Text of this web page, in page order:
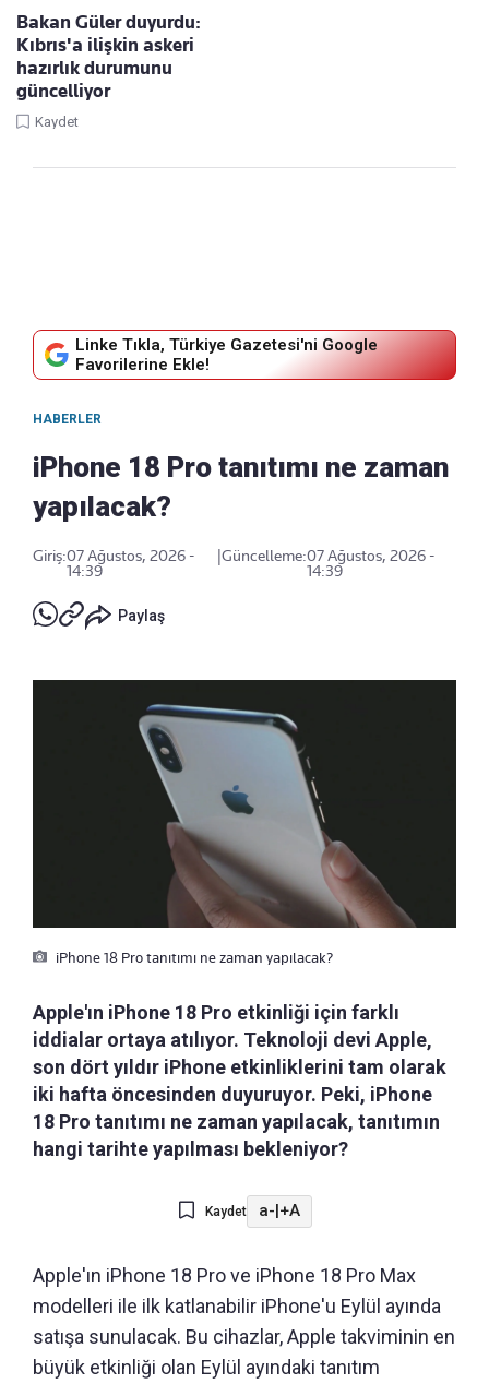
Bakan Güler duyurdu:
Kıbrıs'a ilişkin askeri
hazırlık durumunu
güncelliyor
Kaydet
Linke Tıkla, Türkiye Gazetesi'ni Google
Favorilerine Ekle!
HABERLER
iPhone 18 Pro tanıtımı ne zaman
yapılacak?
Giriş:07 Ağustos, 2026 -
14:39
Güncelleme:07 Ağustos, 2026 -
14:39
Paylaş
iPhone 18 Pro tanıtımı ne zaman yapılacak?
Apple'ın iPhone 18 Pro etkinliği için farklı
iddialar ortaya atılıyor. Teknoloji devi Apple,
son dört yıldır iPhone etkinliklerini tam olarak
iki hafta öncesinden duyuruyor. Peki, iPhone
18 Pro tanıtımı ne zaman yapılacak, tanıtımın
hangi tarihte yapılması bekleniyor?
Kaydet a-|+A
Apple'ın iPhone 18 Pro ve iPhone 18 Pro Max
modelleri ile ilk katlanabilir iPhone'u Eylül ayında
satışa sunulacak. Bu cihazlar, Apple takviminin en
büyük etkinliği olan Eylül ayındaki tanıtım